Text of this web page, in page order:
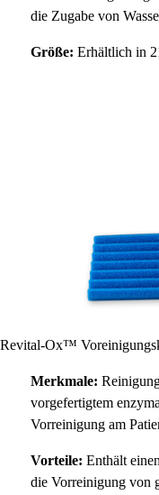
die Zugabe von
Größe: Erhältlich in
Revital-Ox™
Merkmale:
vorgefertigtem
Vorreinigung am
Vorteile: Enthält
die Vorreinigung von